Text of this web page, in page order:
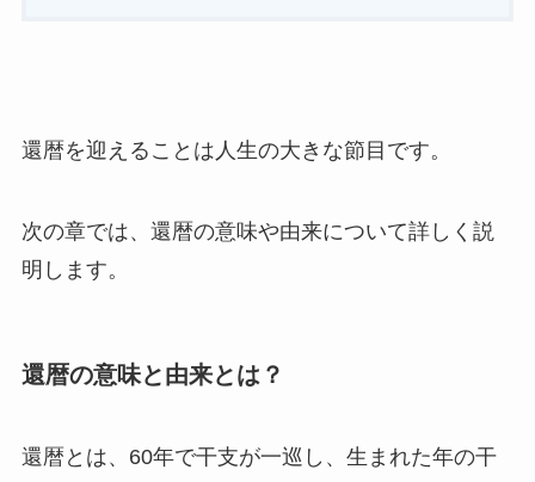
還暦を迎えることは人生の大きな節目です。
次の章では、還暦の意味や由来について詳しく説
明します。
還暦の意味と由来とは？
還暦とは、60年で干支が一巡し、生まれた年の干